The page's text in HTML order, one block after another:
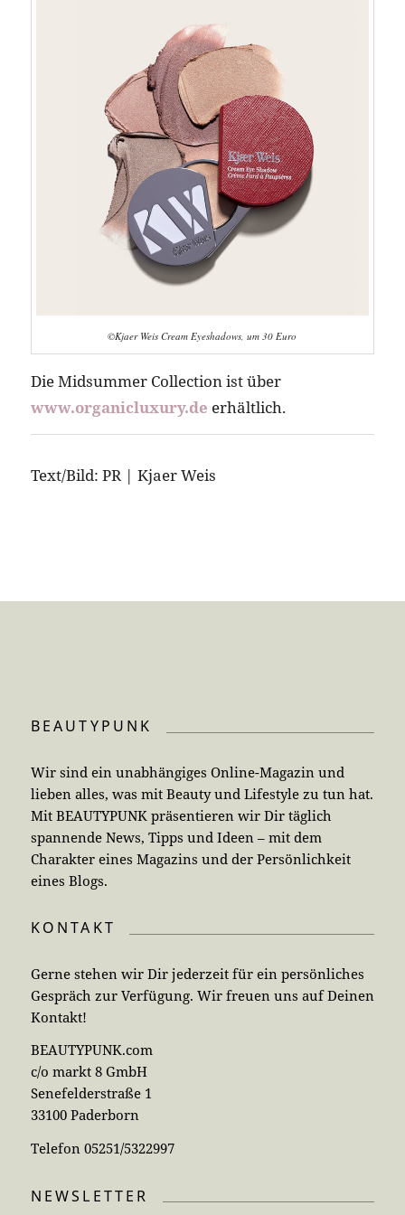
©Kjaer Weis Cream Eyeshadows, um 30 Euro
Die Midsummer Collection ist über
www.organicluxury.de erhältlich.
Text/Bild: PR | Kjaer Weis
BEAUTYPUNK
Wir sind ein unabhängiges Online-Magazin und
lieben alles, was mit Beauty und Lifestyle zu tun hat.
Mit BEAUTYPUNK präsentieren wir Dir täglich
spannende News, Tipps und Ideen – mit dem
Charakter eines Magazins und der Persönlichkeit
eines Blogs.
KONTAKT
Gerne stehen wir Dir jederzeit für ein persönliches
Gespräch zur Verfügung. Wir freuen uns auf Deinen
Kontakt!
BEAUTYPUNK.com
c/o markt 8 GmbH
Senefelderstraße 1
33100 Paderborn
Telefon 05251/5322997
NEWSLETTER